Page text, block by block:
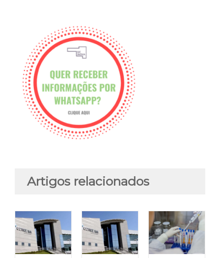
Artigos relacionados